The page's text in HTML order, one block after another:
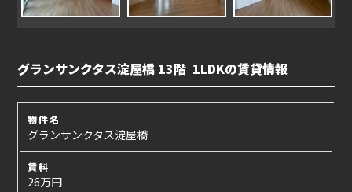
グランサンクタス淀屋橋 13階 1LDKの賃貸情報
物件名
グランサンクタス淀屋橋
賃料
26万円